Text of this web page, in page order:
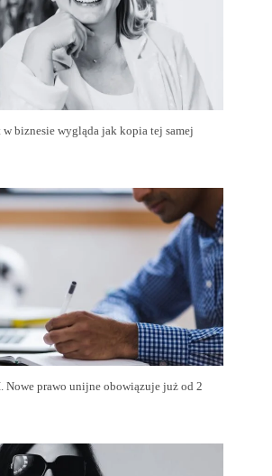
biznesie wygląda jak kopia tej samej
prawo unijne obowiązuje już od 2